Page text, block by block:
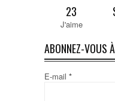
23
J'aime
ABONNEZ-VOUS
E-mail *